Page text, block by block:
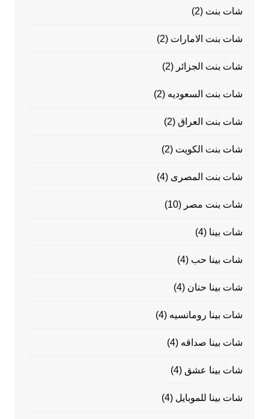
شات بنت (2)
شات بنت الامارات (2)
شات بنت الجزائر (2)
شات بنت السعوديه (2)
شات بنت العراق (2)
شات بنت الكويت (2)
شات بنت المصرى (4)
شات بنت مصر (10)
شات بينا (4)
شات بينا حب (4)
شات بينا حنان (4)
شات بينا رومانسيه (4)
شات بينا صداقه (4)
شات بينا عشق (4)
شات بينا للموبايل (4)